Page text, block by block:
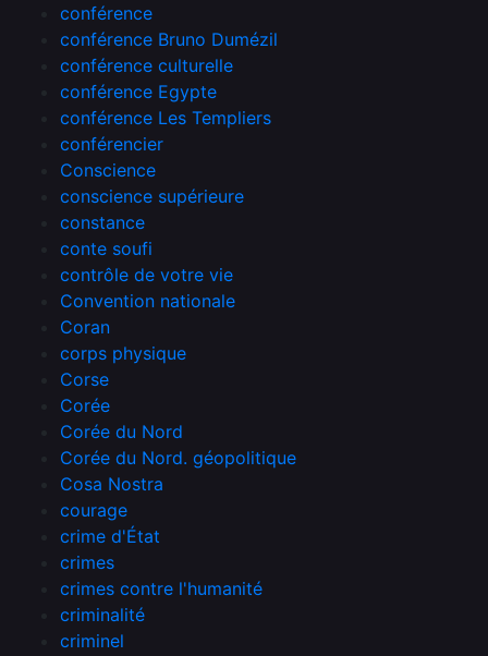
conférence
conférence Bruno Dumézil
conférence culturelle
conférence Egypte
conférence Les Templiers
conférencier
Conscience
conscience supérieure
constance
conte soufi
contrôle de votre vie
Convention nationale
Coran
corps physique
Corse
Corée
Corée du Nord
Corée du Nord. géopolitique
Cosa Nostra
courage
crime d'État
crimes
crimes contre l'humanité
criminalité
criminel